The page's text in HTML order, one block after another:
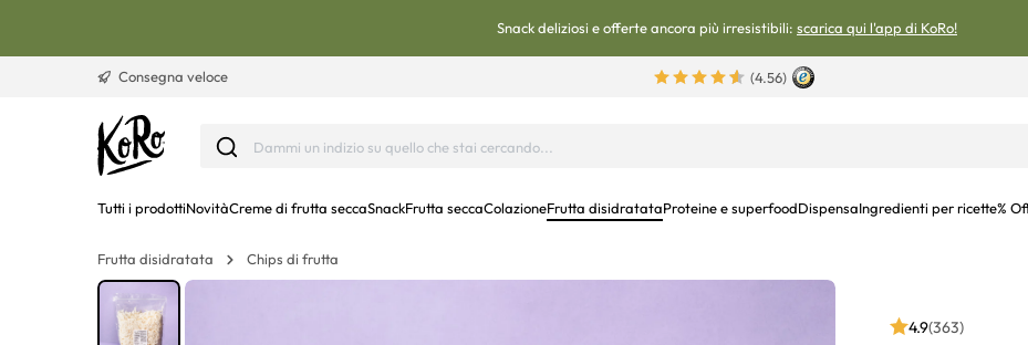
Snack deliziosi e offerte ancora più irresistibili: scarica qui l'app di KoRo!
Consegna veloce (4.56)
Tutti i prodottiNovitàCreme di frutta seccaSnackFrutta seccaColazioneFrutta disidratataProteine e superfoodDispensaIngredienti per ricette%
Frutta disidratata Chips di frutta
4.9(363)